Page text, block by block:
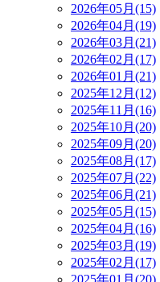
2026年05月(15)
2026年04月(19)
2026年03月(21)
2026年02月(17)
2026年01月(21)
2025年12月(12)
2025年11月(16)
2025年10月(20)
2025年09月(20)
2025年08月(17)
2025年07月(22)
2025年06月(21)
2025年05月(15)
2025年04月(16)
2025年03月(19)
2025年02月(17)
2025年01月(20)